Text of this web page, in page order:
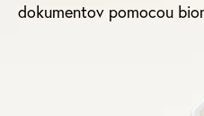
dokumentov pomocou